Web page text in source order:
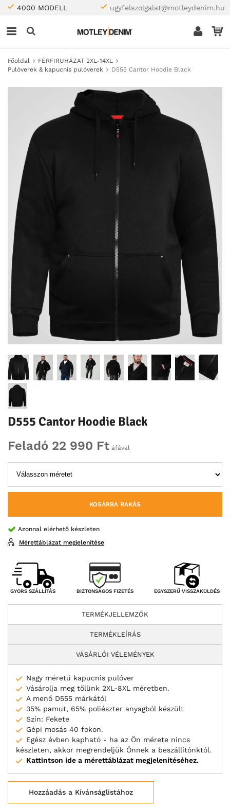
4000 MODELL ugyfelszolgalat@motleydenim.hu
Főoldal
FÉRFIRUHÁZAT 2XL-14XL
Pulóverek & kapucnis pulóverek
D555 Cantor Hoodie Black
D555 Cantor Hoodie Black
Feladó 22 990 Ft áfával
KOSÁRBA RAKÁS
Azonnal elérhető készleten
Mérettáblázat megjelenítése
GYORS SZÁLLÍTÁS BIZTONSÁGOS FIZETÉS EGYSZERŰ VISSZAKÜLDÉS
TERMÉKJELLEMZŐK
TERMÉKLEÍRÁS
VÁSÁRLÓI VÉLEMÉNYEK
Nagy méretű kapucnis pulóver
Vásárolja meg tőlünk 2XL-8XL méretben.
A menő D555 márkától
35% pamut, 65% poliészter anyagból készült
Szín: Fekete
Gépi mosás 40 fokon.
Egész évben kapható - ha az Ön mérete nincs
készleten, akkor megrendeljük Önnek a beszállítónktól.
Kattintson ide a mérettáblázat megjelenítéséhez.
Hozzáadás a Kívánságlistához